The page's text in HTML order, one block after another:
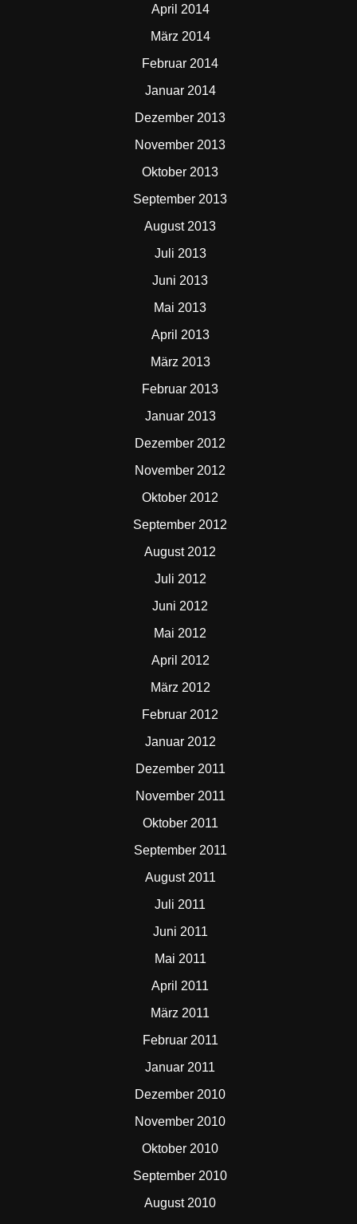
April 2014
März 2014
Februar 2014
Januar 2014
Dezember 2013
November 2013
Oktober 2013
September 2013
August 2013
Juli 2013
Juni 2013
Mai 2013
April 2013
März 2013
Februar 2013
Januar 2013
Dezember 2012
November 2012
Oktober 2012
September 2012
August 2012
Juli 2012
Juni 2012
Mai 2012
April 2012
März 2012
Februar 2012
Januar 2012
Dezember 2011
November 2011
Oktober 2011
September 2011
August 2011
Juli 2011
Juni 2011
Mai 2011
April 2011
März 2011
Februar 2011
Januar 2011
Dezember 2010
November 2010
Oktober 2010
September 2010
August 2010